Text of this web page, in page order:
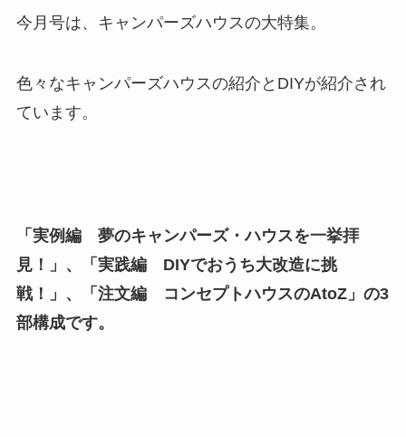
今月号は、キャンパーズハウスの大特集。
色々なキャンパーズハウスの紹介とDIYが紹介され
ています。
「実例編 夢のキャンパーズ・ハウスを一挙拝
見！」、「実践編 DIYでおうち大改造に挑
戦！」、「注文編 コンセプトハウスのAtoZ」の3
部構成です。